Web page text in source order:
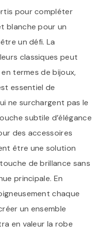
pour compléter
blanche pour un
un défi. La
classiques peut
termes de bijoux,
essentiel de
ne surchargent pas le
subtile d’élégance
des accessoires
être une solution
de brillance sans
principale. En
chaque
un ensemble
en valeur la robe